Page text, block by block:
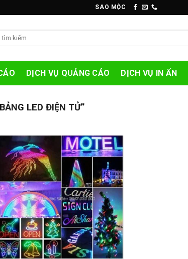
SAO MỘC
DỊCH VỤ QUẢNG CÁO DỊCH VỤ IN ẤN
LED ĐIỆN TỬ”